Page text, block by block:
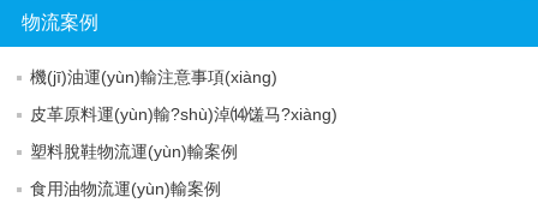
物流案例
機(jī)油運(yùn)輸注意事項(xiàng)
皮革原料運(yùn)輸?shù)淖⒁馐马?xiàng)
塑料脫鞋物流運(yùn)輸案例
食用油物流運(yùn)輸案例